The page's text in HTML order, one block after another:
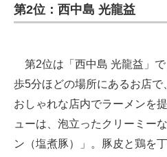
第2位：西中島 光龍益
第2位は「西中島 光龍益」
歩5分ほどの場所にあるお店で
おしゃれな店内でラーメンを
ューは、泡立ったクリーミー
ン（塩煮豚）」。豚皮と鶏を